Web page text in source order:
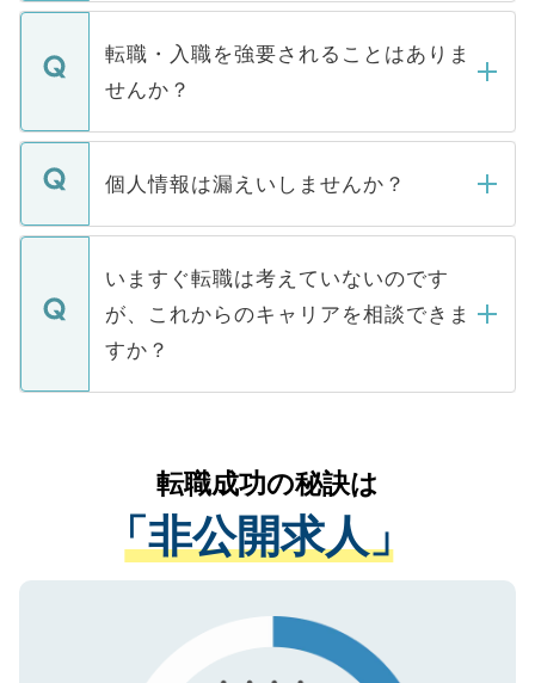
ます。通常、5営業日以内にはご連絡をせて
いただきますので、しばらくお待ちくださ
マイナビDOCTORで取り扱っている求人の
うち約3割は、Webサイトからご覧いただ
けない「非公開求人」です。非公開求人は
下記の理由によって、一般には公開してい
ません。
■応募殺到を避けるため 人気のある医療機
関を公にしてしまうと、応募が殺到する場
に、医療機関が求める条件に合った人材の
みを人材紹介会社に依頼するケースが増え
ています。
転職・入職を強要されることはありま
せんか？
転職・入職を強要することは一切ありませ
ん。また、仮に応募先から内定をいただい
定を承諾する必要はありません。内定先へ
の辞退の連絡はキャリアパートナーが行い
個人情報は漏えいしませんか？
個人情報が漏えいすることはありませんの
で、ご安心ください。当サイトからの登録
などで収集したご登録者様の個人情報は、
ご本人のキャリアアップおよび転職活動の
支援を目的に使用いたします。お預かりし
ているすべての個人データはご本人の許可
は、個人情報の取り扱いについての厳密な
管理基準を満たした事業者のみに付与され
る、プライバシーマークを取得済みです。
で、機密保持に関してもご安心ください。
いますぐ転職は考えていないのです
が、これからのキャリアを相談できま
すか？
かがいして、現在の医療機関の状況や紹介
経験をまじえながら、適切なアドバイスを
させていただきます。すぐにご転職をされ
ない方には、長期的なサポートが可能です
ので、まずはご登録ください。
転職成功の秘訣は
「非公開求人」